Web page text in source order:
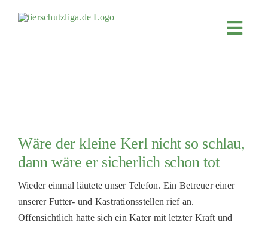
4KIDS
Wäre der kleine Kerl nicht so schlau,
dann wäre er sicherlich schon tot
Wieder einmal läutete unser Telefon. Ein Betreuer einer
unserer Futter- und Kastrationsstellen rief an.
Offensichtlich hatte sich ein Kater mit letzter Kraft und